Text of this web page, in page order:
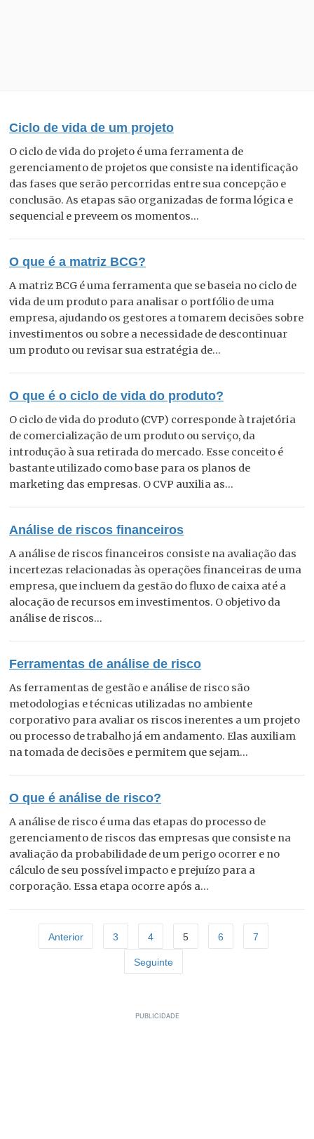
Ciclo de vida de um projeto
O ciclo de vida do projeto é uma ferramenta de
gerenciamento de projetos que consiste na identificação
das fases que serão percorridas entre sua concepção e
conclusão. As etapas são organizadas de forma lógica e
sequencial e preveem os momentos...
O que é a matriz BCG?
A matriz BCG é uma ferramenta que se baseia no ciclo de
vida de um produto para analisar o portfólio de uma
empresa, ajudando os gestores a tomarem decisões sobre
investimentos ou sobre a necessidade de descontinuar
um produto ou revisar sua estratégia de...
O que é o ciclo de vida do produto?
O ciclo de vida do produto (CVP) corresponde à trajetória
de comercialização de um produto ou serviço, da
introdução à sua retirada do mercado. Esse conceito é
bastante utilizado como base para os planos de
marketing das empresas. O CVP auxilia as...
Análise de riscos financeiros
A análise de riscos financeiros consiste na avaliação das
incertezas relacionadas às operações financeiras de uma
empresa, que incluem da gestão do fluxo de caixa até a
alocação de recursos em investimentos. O objetivo da
análise de riscos...
Ferramentas de análise de risco
As ferramentas de gestão e análise de risco são
metodologias e técnicas utilizadas no ambiente
corporativo para avaliar os riscos inerentes a um projeto
ou processo de trabalho já em andamento. Elas auxiliam
na tomada de decisões e permitem que sejam...
O que é análise de risco?
A análise de risco é uma das etapas do processo de
gerenciamento de riscos das empresas que consiste na
avaliação da probabilidade de um perigo ocorrer e no
cálculo de seu possível impacto e prejuízo para a
corporação. Essa etapa ocorre após a...
Anterior 3 4 5 6 7
Seguinte